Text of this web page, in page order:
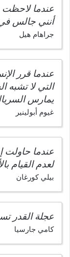
عندما لاحظت
أنني جالس
جراهام هيل
عندما قرر
التي لا تشبه
يمارس
غيوم أبولينير
عندما حاولت
لعدم القيام
بيلي كورغان
عجلة القدر
كامي جارسيا